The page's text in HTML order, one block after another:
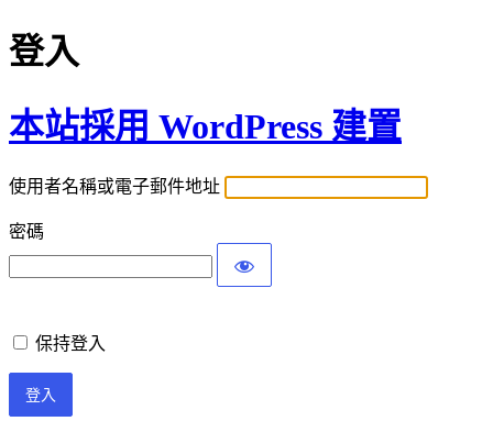
登入
本站採用 WordPress 建置
使用者名稱或電子郵件地址
密碼
保持登入